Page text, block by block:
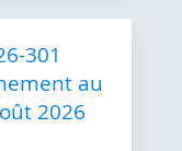
301
au
2026